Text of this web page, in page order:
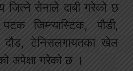
सेनाले दाबी गरेको छ
जिम्न्यास्टिक, पौडी,
दौड, टेनिसलगायतका खेल
अपेक्षा गरेको छ ।